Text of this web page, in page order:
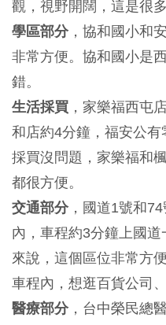
觀，視野開闊，這是很
學區部分，協和國小和
非常方便。協和國小是
錯。
生活採買 ，家樂福西屯
和店約4分鐘，福安公
採買沒問題，家樂福和
都很方便。
交通部分，國道1號和
內，車程約3分鐘上國
來說，這個區位非常方
車程內，想逛百貨公司
醫療部分，台中榮民總